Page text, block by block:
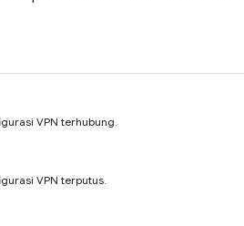
VPN terhubung.
VPN terputus.